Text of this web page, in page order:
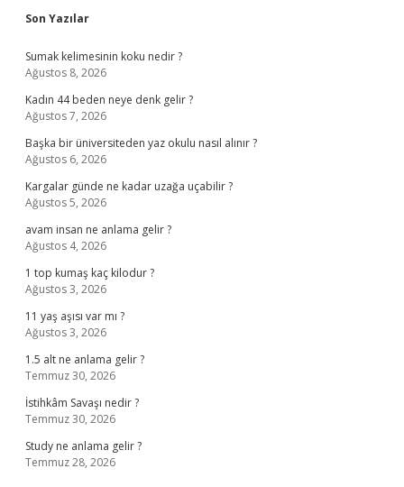
Sidebar
Son Yazılar
Sumak kelimesinin koku nedir ?
Ağustos 8, 2026
Kadın 44 beden neye denk gelir ?
Ağustos 7, 2026
Başka bir üniversiteden yaz okulu nasıl alınır ?
Ağustos 6, 2026
Kargalar günde ne kadar uzağa uçabilir ?
Ağustos 5, 2026
avam insan ne anlama gelir ?
Ağustos 4, 2026
1 top kumaş kaç kilodur ?
Ağustos 3, 2026
11 yaş aşısı var mı ?
Ağustos 3, 2026
1.5 alt ne anlama gelir ?
Temmuz 30, 2026
İstihkâm Savaşı nedir ?
Temmuz 30, 2026
Study ne anlama gelir ?
Temmuz 28, 2026